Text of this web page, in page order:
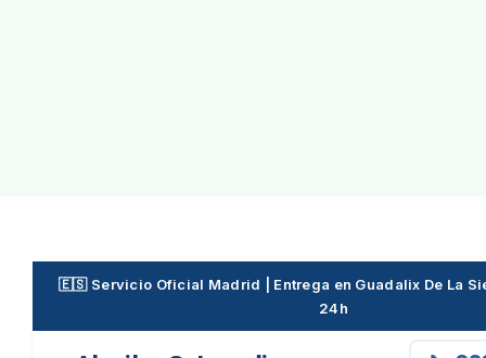
🇪🇸 Servicio Oficial Madrid | Entrega en Guadalix De La
24h